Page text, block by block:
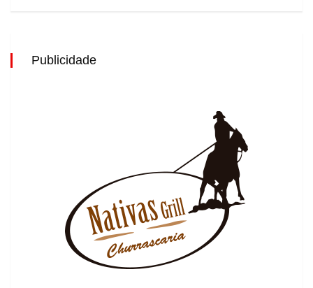
Publicidade